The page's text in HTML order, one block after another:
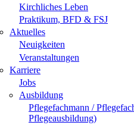
Kirchliches Leben
Praktikum, BFD & FSJ
Aktuelles
Neuigkeiten
Veranstaltungen
Karriere
Jobs
Ausbildung
Pflegefachmann /
Pflegeausbildung)